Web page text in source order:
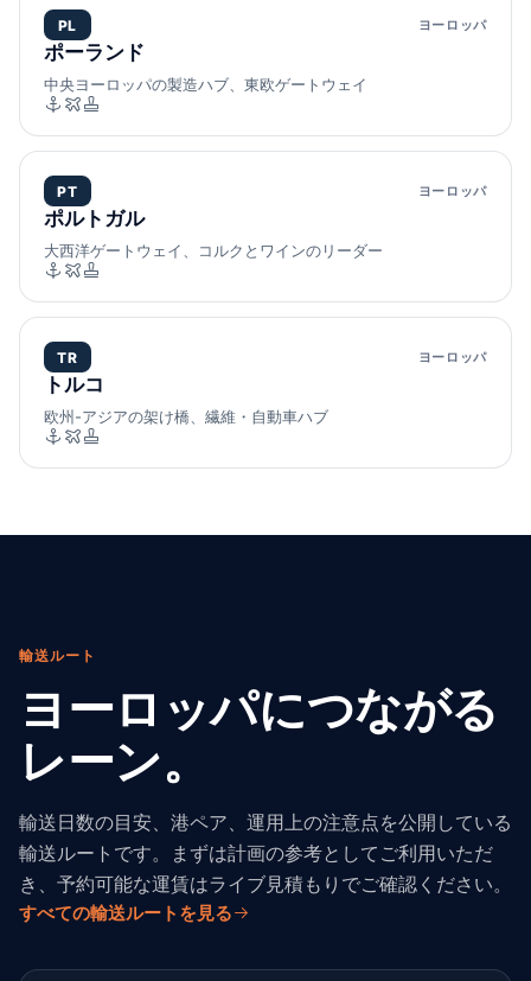
PL ヨーロッパ
ポーランド
中央ヨーロッパの製造ハブ、東欧ゲートウェイ
PT ヨーロッパ
ポルトガル
大西洋ゲートウェイ、コルクとワインのリーダー
TR ヨーロッパ
トルコ
欧州-アジアの架け橋、繊維・自動車ハブ
輸送ルート
ヨーロッパにつながる
レーン。
輸送日数の目安、港ペア、運用上の注意点を公開している
輸送ルートです。まずは計画の参考としてご利用いただ
き、予約可能な運賃はライブ見積もりでご確認ください。
すべての輸送ルートを見る